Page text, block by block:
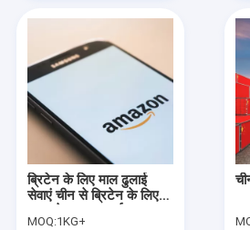
उत्पाद
हमारे बारे में
कारखाने का दौरा
गुणवत्ता नियंत्रण
ब्रिटेन के लिए माल ढुलाई
सेवाएं चीन से ब्रिटेन के लिए
MOQ:1KG+